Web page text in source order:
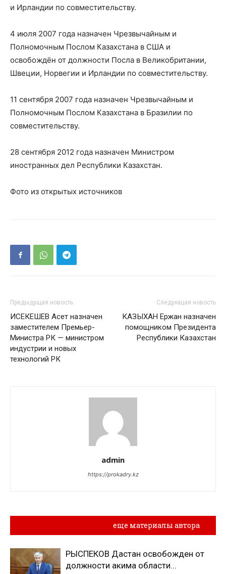
и Ирландии по совместительству.
4 июля 2007 года назначен Чрезвычайным и
Полномочным Послом Казахстана в США и
освобождён от должности Посла в Великобритании,
Швеции, Норвегии и Ирландии по совместительству.
11 сентября 2007 года назначен Чрезвычайным и
Полномочным Послом Казахстана в Бразилии по
совместительству.
28 сентября 2012 года назначен Министром
иностранных дел Республики Казахстан.
Фото из открытых источников
Предыдущая новость
ИСЕКЕШЕВ Асет назначен
заместителем Премьер-
Министра РК — министром
индустрии и новых
технологий РК
Следующая новость
КАЗЫХАН Ержан назначен
помощником Президента
Республики Казахстан
admin
https://prokadry.kz
еще материалы автора
РЫСПЕКОВ Дастан освобожден от
должности акима области...